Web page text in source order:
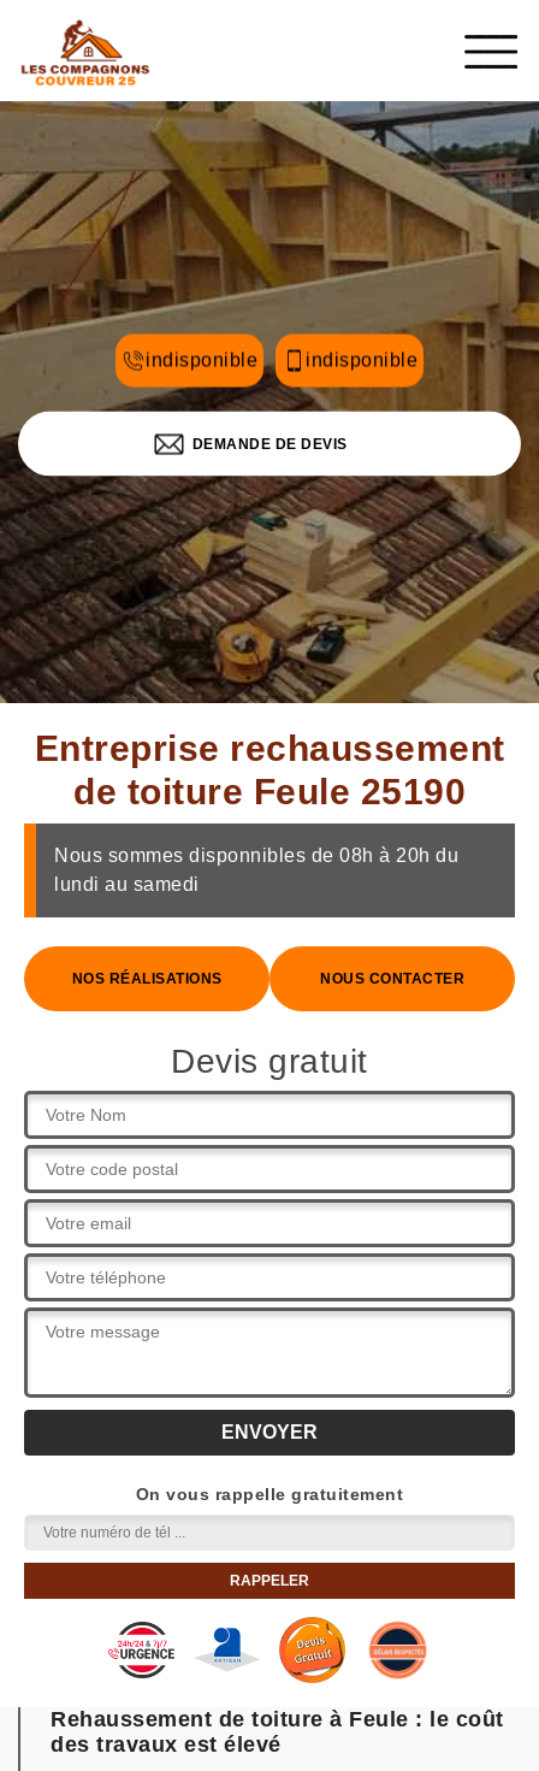
indisponible indisponible
DEMANDE DE DEVIS
Entreprise rechaussement
de toiture Feule 25190
Nous sommes disponnibles de 08h à 20h du
lundi au samedi
NOS RÉALISATIONS NOUS CONTACTER
Devis gratuit
On vous rappelle gratuitement
Rehaussement de toiture à Feule : le coût
des travaux est élevé